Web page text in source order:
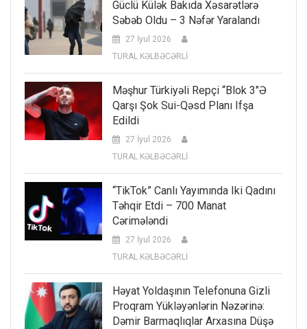
Güclü Külək Bakıda Xəsarətlərə
Səbəb Oldu – 3 Nəfər Yaralandı
27 İyul 2026
TURAL KƏLBƏCƏRLİ
Məşhur Türkiyəli Repçi “Blok 3″ə
Qarşı Şok Sui-Qəsd Planı Ifşa
Edildi
27 İyul 2026
TURAL KƏLBƏCƏRLİ
“TikTok” Canlı Yayımında Iki Qadını
Təhqir Etdi – 700 Manat
Cərimələndi
27 İyul 2026
TURAL KƏLBƏCƏRLİ
Həyat Yoldaşının Telefonuna Gizli
Proqram Yükləyənlərin Nəzərinə:
Dəmir Barmaqlıqlar Arxasına Düşə